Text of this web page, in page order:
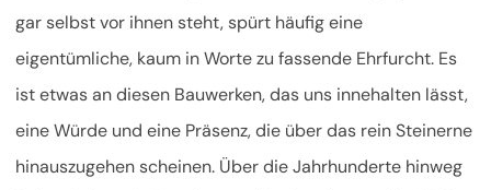
gar selbst vor ihnen steht, spürt häufig eine
eigentümliche, kaum in Worte zu fassende Ehrfurcht. Es
ist etwas an diesen Bauwerken, das uns innehalten lässt,
eine Würde und eine Präsenz, die über das rein Steinerne
hinauszugehen scheinen. Über die Jahrhunderte hinweg